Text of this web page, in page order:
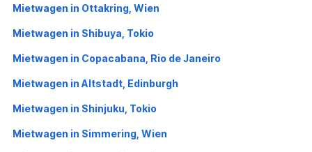
Mietwagen in Ottakring, Wien
Mietwagen in Shibuya, Tokio
Mietwagen in Copacabana, Rio de Janeiro
Mietwagen in Altstadt, Edinburgh
Mietwagen in Shinjuku, Tokio
Mietwagen in Simmering, Wien